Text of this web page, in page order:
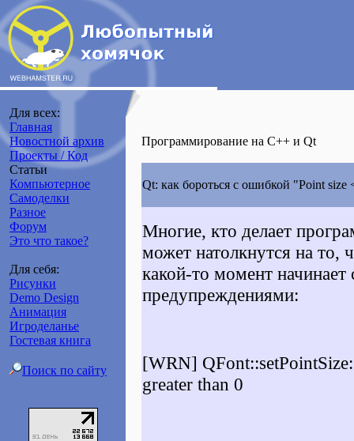
Для всех:
Главная
Новостной архив
Проекты / Код
Статьи
Компьютерное
Самоделки
Разное
Форум
Это что такое?
Для себя:
Рисунки
Demo Design
Анимация
Игроделанье
Гостевая книга
Поиск по сайту
Программирование на C++ и Qt
Qt: как бороться с ошибкой "Point size
Многие, кто делает
может натолкнутся на то,
какой-то момент
предупреждениями:
[WRN]
greater than 0